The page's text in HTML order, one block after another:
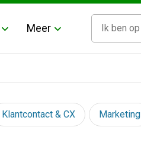
Meer
Klantcontact & CX Marketing